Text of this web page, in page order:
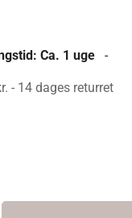
Ca. 1 uge -
- 14 dages returret